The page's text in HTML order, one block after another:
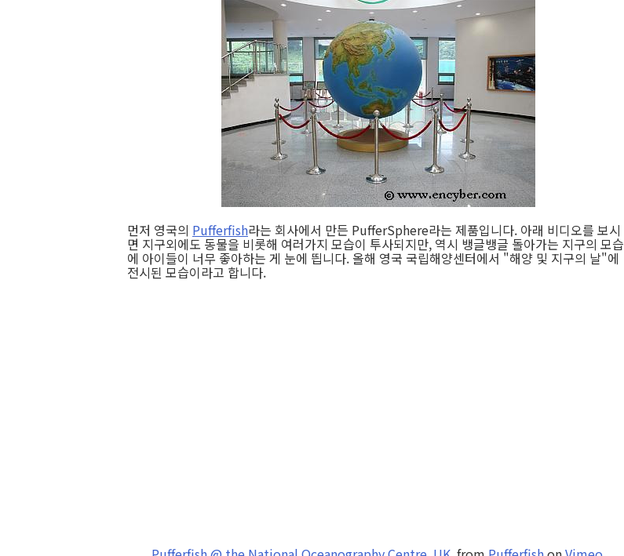
먼저 영국의 Pufferfish라는 회사에서 만든 PufferSphere라는 제품입니다. 아래 비디오를 보시
면 지구외에도 동물을 비롯해 여러가지 모습이 투사되지만, 역시 뱅글뱅글 돌아가는 지구의 모습
에 아이들이 너무 좋아하는 게 눈에 띕니다. 올해 영국 국립해양센터에서 "해양 및 지구의 날"에
전시된 모습이라고 합니다.